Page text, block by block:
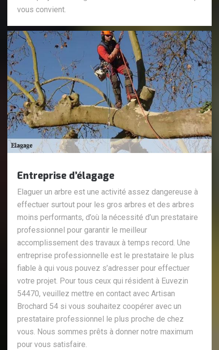
vous convient.
Entreprise d’élagage
Elaguer un arbre est une activité assez dangereuse à
effectuer surtout pour les gros arbres et des arbres
moins performants, d’où la nécessité d’un prestataire
professionnel pour garantir le meilleur
accomplissement des travaux à temps record. Une
entreprise professionnelle est le prestataire le plus
fiable à qui vous pouvez s’adresser pour effectuer
votre projet. Pour tous ceux qui résident à Euvezin
54470, veuillez mettre en contact avec Artisan
Brochard 54 si vous souhaitez coopérer avec un
prestataire professionnel le plus proche de chez
vous. Nous sommes prêts à donner notre maximum
pour vous satisfaire.